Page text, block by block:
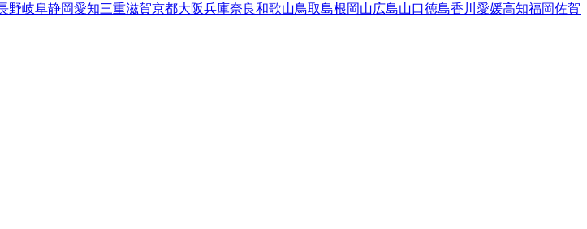
野岐阜静岡愛知三重滋賀京都大阪兵庫奈良和歌山鳥取島根岡山広島山口徳島香川 愛媛高知福岡佐賀